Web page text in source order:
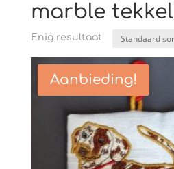
marble tekkel
Enig resultaat
Aanbieding!